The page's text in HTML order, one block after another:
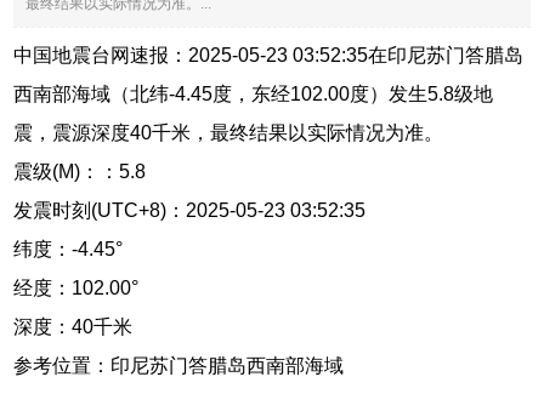
中国地震台网速报：2025-05-23 03:52:35在印尼苏门答腊岛
西南部海域（北纬-4.45度，东经102.00度）发生5.8级地
震，震源深度40千米，最终结果以实际情况为准。
震级(M)：：5.8
发震时刻(UTC+8)：2025-05-23 03:52:35
纬度：-4.45°
经度：102.00°
深度：40千米
参考位置：印尼苏门答腊岛西南部海域